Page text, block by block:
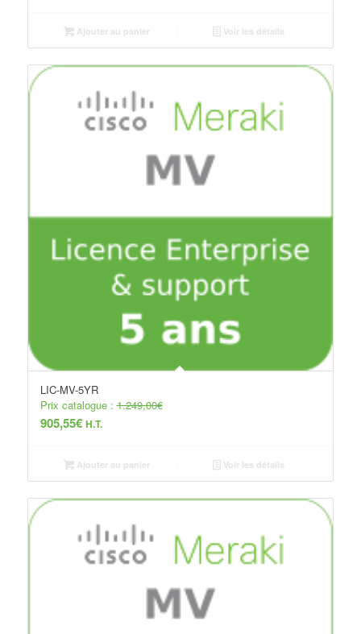
Ajouter au panier Voir les détails
LIC-MV-5YR
Prix catalogue :1.249,00€
905,55€ H.T.
Ajouter au panier Voir les détails